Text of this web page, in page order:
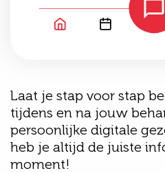
Laat je stap voor stap
tijdens en na jouw
persoonlijke digitale
heb je altijd de juiste
moment!